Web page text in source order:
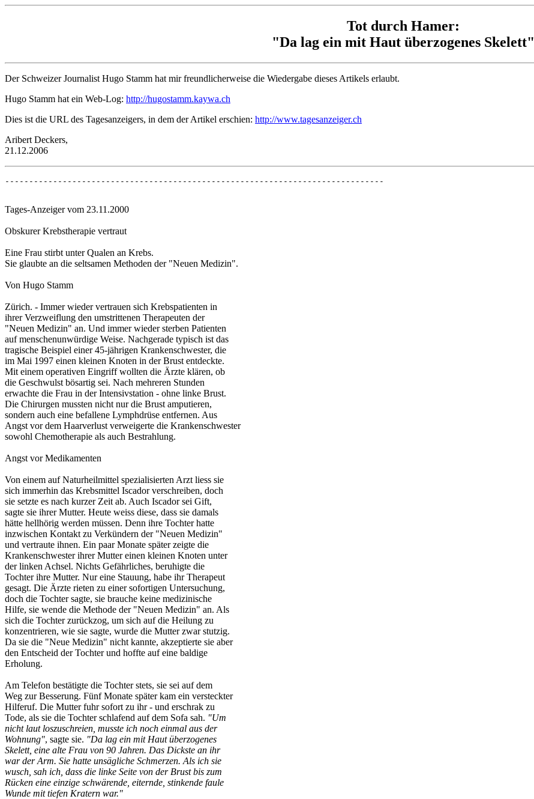
Tot durch Hamer:
"Da lag ein mit Haut überzogenes Skelett"
Der Schweizer Journalist Hugo Stamm hat mir freundlicherweise die Wiedergabe dieses Artikels erlaubt.
Hugo Stamm hat ein Web-Log: http://hugostamm.kaywa.ch
Dies ist die URL des Tagesanzeigers, in dem der Artikel erschien: http://www.tagesanzeiger.ch
Aribert Deckers,
21.12.2006
-------------------------------------------------------------------------------
Tages-Anzeiger vom 23.11.2000
Obskurer Krebstherapie vertraut
Eine Frau stirbt unter Qualen an Krebs.
Sie glaubte an die seltsamen Methoden der "Neuen Medizin".
Von Hugo Stamm
Zürich. - Immer wieder vertrauen sich Krebspatienten in
ihrer Verzweiflung den umstrittenen Therapeuten der
"Neuen Medizin" an. Und immer wieder sterben Patienten
auf menschenunwürdige Weise. Nachgerade typisch ist das
tragische Beispiel einer 45-jährigen Krankenschwester, die
im Mai 1997 einen kleinen Knoten in der Brust entdeckte.
Mit einem operativen Eingriff wollten die Ärzte klären, ob
die Geschwulst bösartig sei. Nach mehreren Stunden
erwachte die Frau in der Intensivstation - ohne linke Brust.
Die Chirurgen mussten nicht nur die Brust amputieren,
sondern auch eine befallene Lymphdrüse entfernen. Aus
Angst vor dem Haarverlust verweigerte die Krankenschwester
sowohl Chemotherapie als auch Bestrahlung.
Angst vor Medikamenten
Von einem auf Naturheilmittel spezialisierten Arzt liess sie
sich immerhin das Krebsmittel Iscador verschreiben, doch
sie setzte es nach kurzer Zeit ab. Auch Iscador sei Gift,
sagte sie ihrer Mutter. Heute weiss diese, dass sie damals
hätte hellhörig werden müssen. Denn ihre Tochter hatte
inzwischen Kontakt zu Verkündern der "Neuen Medizin"
und vertraute ihnen. Ein paar Monate später zeigte die
Krankenschwester ihrer Mutter einen kleinen Knoten unter
der linken Achsel. Nichts Gefährliches, beruhigte die
Tochter ihre Mutter. Nur eine Stauung, habe ihr Therapeut
gesagt. Die Ärzte rieten zu einer sofortigen Untersuchung,
doch die Tochter sagte, sie brauche keine medizinische
Hilfe, sie wende die Methode der "Neuen Medizin" an. Als
sich die Tochter zurückzog, um sich auf die Heilung zu
konzentrieren, wie sie sagte, wurde die Mutter zwar stutzig.
Da sie die "Neue Medizin" nicht kannte, akzeptierte sie aber
den Entscheid der Tochter und hoffte auf eine baldige
Erholung.
Am Telefon bestätigte die Tochter stets, sie sei auf dem
Weg zur Besserung. Fünf Monate später kam ein versteckter
Hilferuf. Die Mutter fuhr sofort zu ihr - und erschrak zu
Tode, als sie die Tochter schlafend auf dem Sofa sah. "Um
nicht laut loszuschreien, musste ich noch einmal aus der
Wohnung", sagte sie. "Da lag ein mit Haut überzogenes
Skelett, eine alte Frau von 90 Jahren. Das Dickste an ihr
war der Arm. Sie hatte unsägliche Schmerzen. Als ich sie
wusch, sah ich, dass die linke Seite von der Brust bis zum
Rücken eine einzige schwärende, eiternde, stinkende faule
Wunde mit tiefen Kratern war."